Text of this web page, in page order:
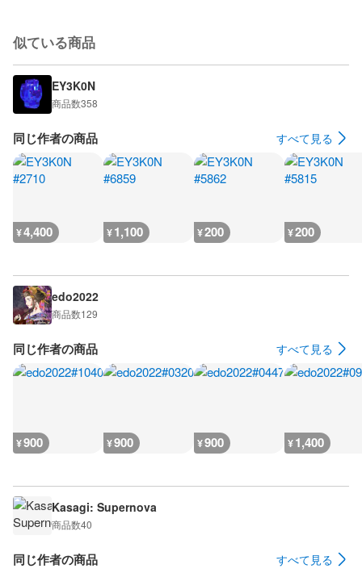
似ている商品
EY3K0N
商品数358
同じ作者の商品 すべて見る
¥4,400 ¥1,100 ¥200 ¥200
edo2022
商品数129
同じ作者の商品 すべて見る
¥900 ¥900 ¥900 ¥1,400
Kasagi: Supernova
商品数40
同じ作者の商品 すべて見る